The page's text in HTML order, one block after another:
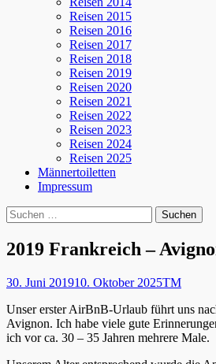
Reisen 2015
Reisen 2016
Reisen 2017
Reisen 2018
Reisen 2019
Reisen 2020
Reisen 2021
Reisen 2022
Reisen 2023
Reisen 2024
Reisen 2025
Männertoiletten
Impressum
Suchen
Suche
nach:
2019 Frankreich –
Posted
30. Juni 201910. Oktober 2025Autor
TM
Unser erster AirBnB-Urlaub führt uns
Avignon. Ich habe viele gute
ich vor ca. 30 – 35 Jahren mehrere Male.